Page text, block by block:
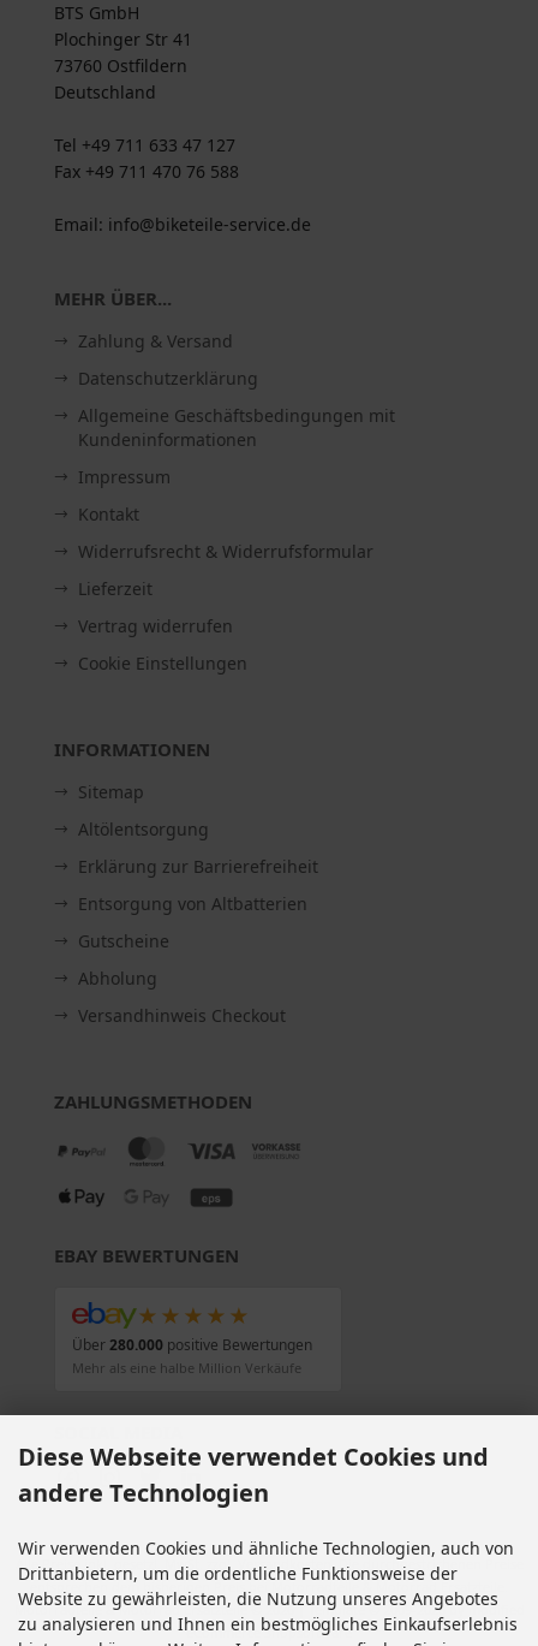
BTS GmbH
Plochinger Str 41
73760 Ostfildern
Deutschland
Tel +49 711 633 47 127
Fax +49 711 470 76 588
Email: info@biketeile-service.de
MEHR ÜBER...
Zahlung & Versand
Datenschutzerklärung
Allgemeine Geschäftsbedingungen mit
Kundeninformationen
Impressum
Kontakt
Widerrufsrecht & Widerrufsformular
Lieferzeit
Vertrag widerrufen
Cookie Einstellungen
INFORMATIONEN
Sitemap
Altölentsorgung
Erklärung zur Barrierefreiheit
Entsorgung von Altbatterien
Gutscheine
Abholung
Versandhinweis Checkout
ZAHLUNGSMETHODEN
EBAY BEWERTUNGEN
★★★★★
Über280.000 positive Bewertungen
Mehr als eine halbe Million Verkäufe
Alle Preise inkl. gesetzl. MwSt. zzgl. Versandkosten . Die durchgestrichenen Preise
entsprechen dem bisherigen Preis bei Motorradteile & Motorrad Ersatzteile.
Motorradteile & Motorrad Ersatzteile © 2026 | Template © 2009-2026 by modified
eCommerce Shopsoftware
Diese Webseite verwendet Cookies und
andere Technologien
Wir verwenden Cookies und ähnliche Technologien, auch von
Drittanbietern, um die ordentliche Funktionsweise der
Website zu gewährleisten, die Nutzung unseres Angebotes
zu analysieren und Ihnen ein bestmögliches Einkaufserlebnis